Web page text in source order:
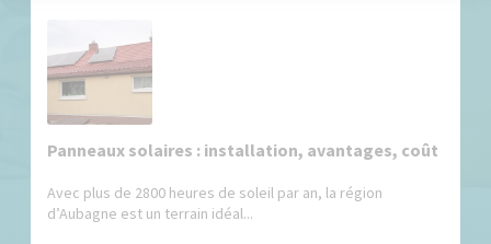
Panneaux solaires : installation, avantages, coût
Avec plus de 2800 heures de soleil par an, la région
d’Aubagne est un terrain idéal...